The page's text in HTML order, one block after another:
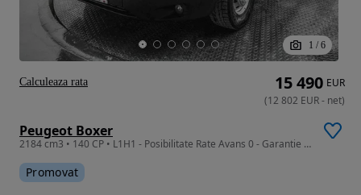
1 / 6
Peugeot Boxer
2184 cm3 • 140 CP • L1H1 - Posibilitate Rate Avans 0 - Garantie 12 Luni - IMPECABILA
Promovat
15 490 EUR
(12 802 EUR- net)
Calculeaza rata